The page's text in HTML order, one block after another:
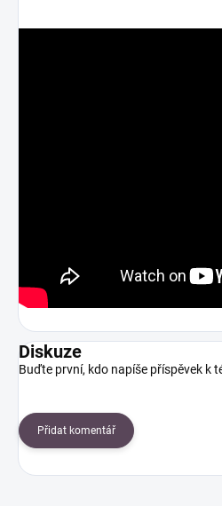
Diskuze
Buďte první, kdo napíše příspěvek k
Přidat komentář